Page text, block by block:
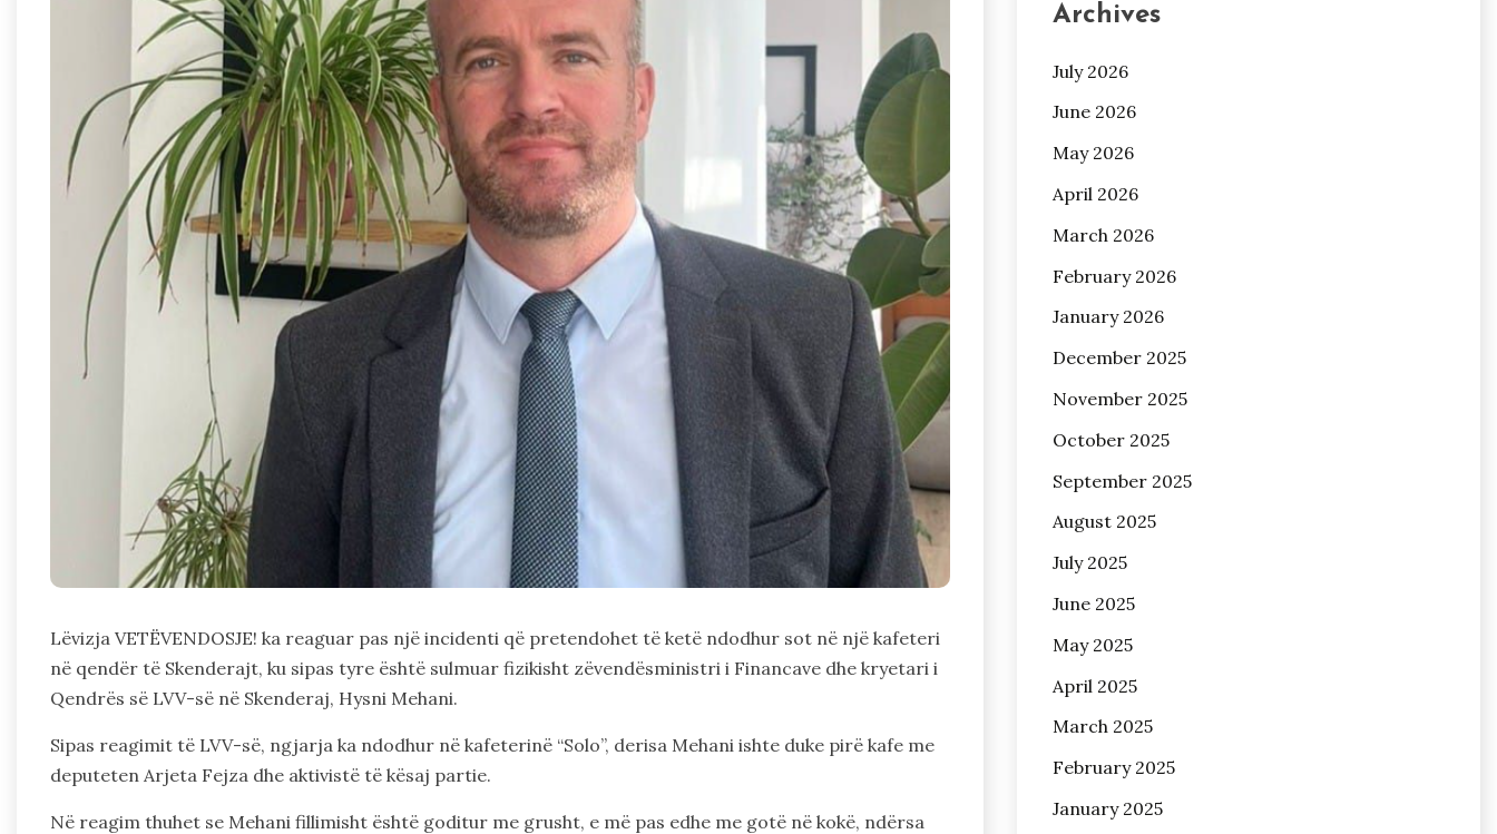
Lëvizja VETËVENDOSJE! ka reaguar pas një incidenti që pretendohet të ketë ndodhur sot në një kafeteri
në qendër të Skenderajt, ku sipas tyre është sulmuar fizikisht zëvendësministri i Financave dhe kryetari i
Qendrës së LVV-së në Skenderaj, Hysni Mehani.
Sipas reagimit të LVV-së, ngjarja ka ndodhur në kafeterinë “Solo”, derisa Mehani ishte duke pirë kafe me
deputeten Arjeta Fejza dhe aktivistë të kësaj partie.
Në reagim thuhet se Mehani fillimisht është goditur me grusht, e më pas edhe me gotë në kokë, ndërsa
Archives
July 2026
June 2026
May 2026
April 2026
March 2026
February 2026
January 2026
December 2025
November 2025
October 2025
September 2025
August 2025
July 2025
June 2025
May 2025
April 2025
March 2025
February 2025
January 2025